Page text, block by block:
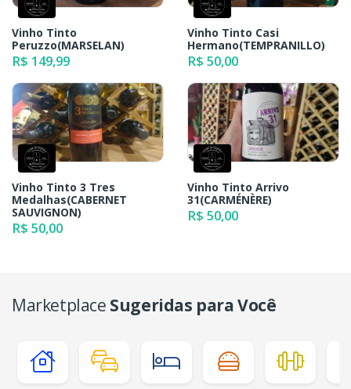
Vinho Tinto
Peruzzo(MARSELAN)
R$ 149,99
Vinho Tinto Casi
Hermano(TEMPRANILLO)
R$ 50,00
Vinho Tinto 3 Tres
Medalhas(CABERNET
SAUVIGNON)
R$ 50,00
Vinho Tinto Arrivo
31(CARMÉNÈRE)
R$ 50,00
Marketplace Sugeridas para Você